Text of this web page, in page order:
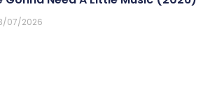
07/2026